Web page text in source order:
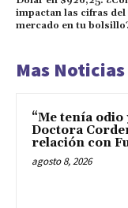
impactan las cifras del
mercado en tu
Mas Noticias
“Me tenía odio
Doctora
relación con
agosto 8, 2026